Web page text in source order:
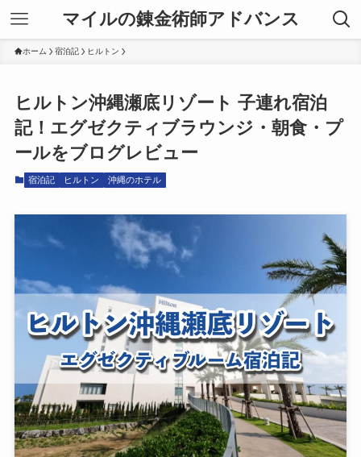
マイルの錬金術師アドバンス
ホーム 宿泊記 ヒルトン
ヒルトン沖縄瀬底リゾート 子連れ宿泊
記！エグゼクティブラウンジ・朝食・プ
ールをブログレビュー
宿泊記 ヒルトン 沖縄のホテル